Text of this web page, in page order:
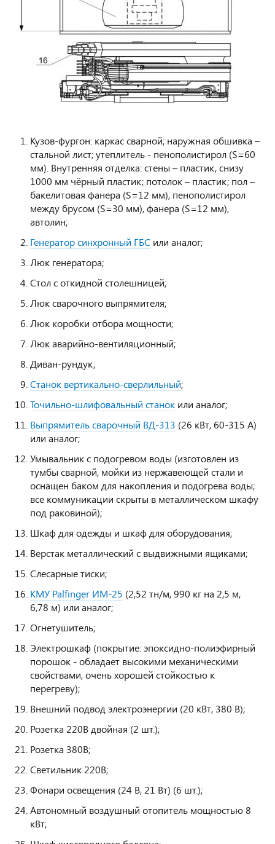
Кузов-фургон: каркас сварной; наружная обшивка –
стальной лист; утеплитель - пенополистирол (S=60
мм). Внутренняя отделка: стены – пластик, снизу
1000 мм чёрный пластик; потолок – пластик; пол –
бакелитовая фанера (S=12 мм), пенополистирол
между брусом (S=30 мм), фанера (S=12 мм),
автолин;
Генератор синхронный ГБС или аналог;
Люк генератора;
Стол с откидной столешницей;
Люк сварочного выпрямителя;
Люк коробки отбора мощности;
Люк аварийно-вентиляционный;
Диван-рундук;
Станок вертикально-сверлильный;
Точильно-шлифовальный станок или аналог;
Выпрямитель сварочный ВД-313 (26 кВт, 60-315 А)
или аналог;
Умывальник с подогревом воды (изготовлен из
тумбы сварной, мойки из нержавеющей стали и
оснащен баком для накопления и подогрева воды;
все коммуникации скрыты в металлическом шкафу
под раковиной);
Шкаф для одежды и шкаф для оборудования;
Верстак металлический с выдвижными ящиками;
Слесарные тиски;
КМУ Palfinger ИМ-25 (2,52 тн/м, 990 кг на 2,5 м,
6,78 м) или аналог;
Огнетушитель;
Электрошкаф (покрытие: эпоксидно-полиэфирный
порошок - обладает высокими механическими
свойствами, очень хорошей стойкостью к
перегреву);
Внешний подвод электроэнергии (20 кВт, 380 В);
Розетка 220В двойная (2 шт.);
Розетка 380В;
Светильник 220В;
Фонари освещения (24 В, 21 Вт) (6 шт.);
Автономный воздушный отопитель мощностью 8
кВт;